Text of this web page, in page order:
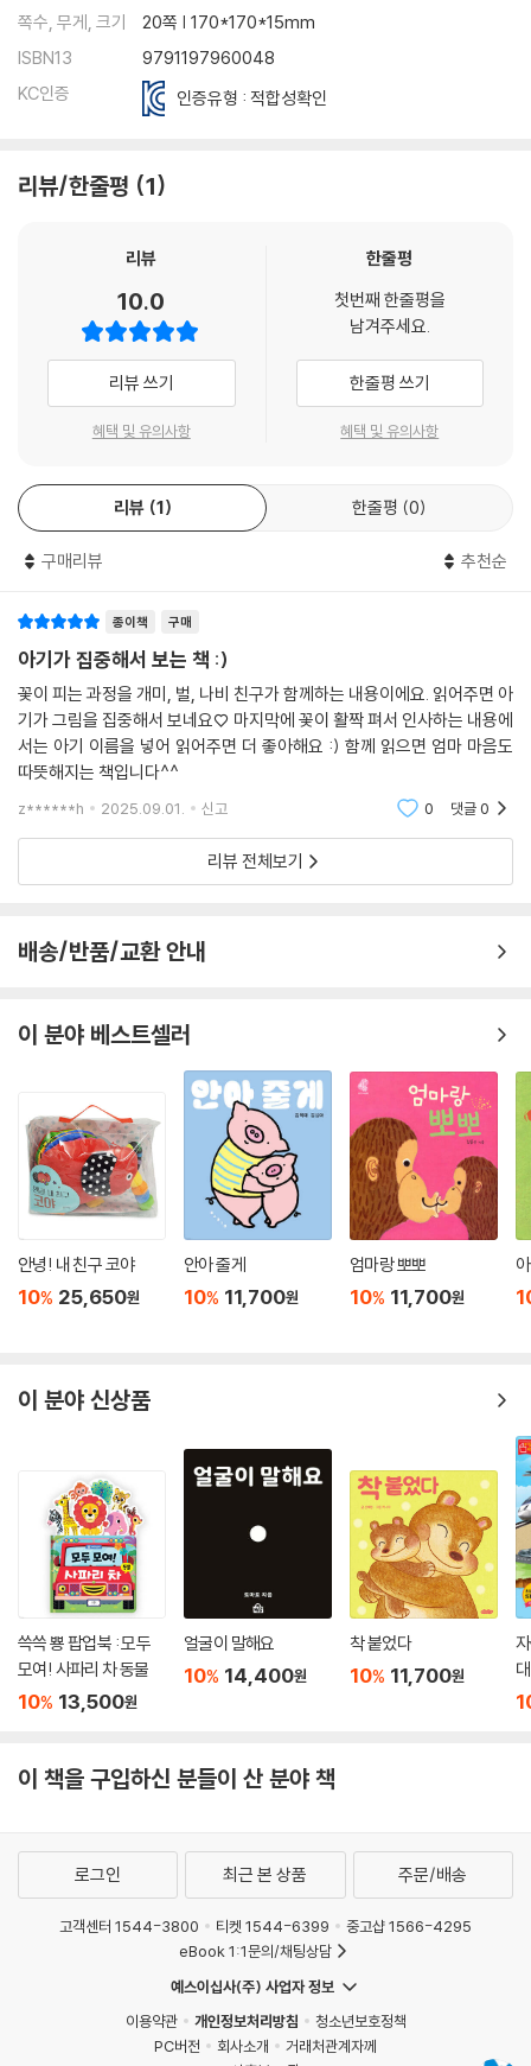
쪽수, 무게, 크기
20쪽 | 170*170*15mm
ISBN13
9791197960048
KC인증
인증유형 : 적합성확인
리뷰/한줄평 1
리뷰
10.0
리뷰 쓰기
혜택 및 유의사항
한줄평
첫번째 한줄평을
남겨주세요.
한줄평 쓰기
혜택 및 유의사항
리뷰 1 한줄평 0
구매리뷰 추천순
종이책 구매
아기가 집중해서 보는 책 :)
꽃이 피는 과정을 개미, 벌, 나비 친구가 함께하는 내용이에요. 읽어주면 아
기가 그림을 집중해서 보네요♡ 마지막에 꽃이 활짝 펴서 인사하는 내용에
서는 아기 이름을 넣어 읽어주면 더 좋아해요 :) 함께 읽으면 엄마 마음도
따뜻해지는 책입니다^^
z******h 2025.09.01. 신고 0 댓글0
리뷰 전체보기
배송/반품/교환 안내
이 분야 베스트셀러
안녕! 내 친구 코야
10% 25,650원
안아 줄게
10% 11,700원
엄마랑 뽀뽀
10% 11,700원
이 분야 신상품
쓱쓱 뿅 팝업북 : 모두
모여! 사파리 차 동물
10% 13,500원
얼굴이 말해요
10% 14,400원
착 붙었다
10% 11,700원
이 책을 구입하신 분들이 산 분야 책
로그인 최근 본 상품 주문/배송
고객센터 1544-3800 티켓 1544-6399
중고샵 1566-4295
eBook 1:1문의/채팅상담
예스이십사(주) 사업자 정보
이용약관
개인정보처리방침
청소년보호정책
PC버전
회사소개
거래처관계자께